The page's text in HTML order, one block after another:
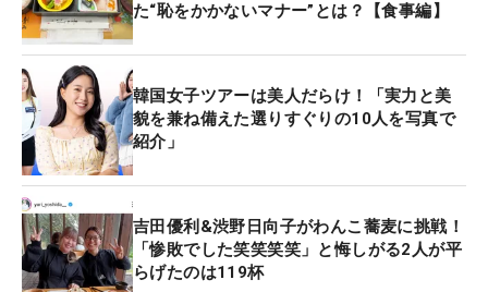
た“恥をかかないマナー”とは？【食事編】
韓国女子ツアーは美人だらけ！「実力と美
貌を兼ね備えた選りすぐりの10人を写真で
紹介」
吉田優利&渋野日向子がわんこ蕎麦に挑戦！
「惨敗でした笑笑笑笑」と悔しがる2人が平
らげたのは119杯